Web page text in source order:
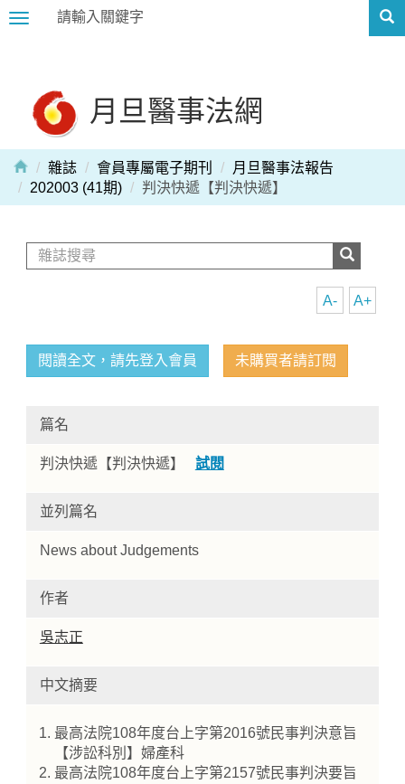
Toggle
月旦醫事法網
Home
雜誌 會員專屬電子期刊
月旦醫事法報告
202003 (41期)
判決快遞【判決快遞】
A+
A-
閱讀全文，請先登入會員 未購買者請訂閱
篇名
判決快遞【判決快遞】 試閱
並列篇名
News about Judgements
作者
吳志正
中文摘要
最高法院108年度台上字第2016號民事判決意旨
【涉訟科別】婦產科
最高法院108年度台上字第2157號民事判決要旨